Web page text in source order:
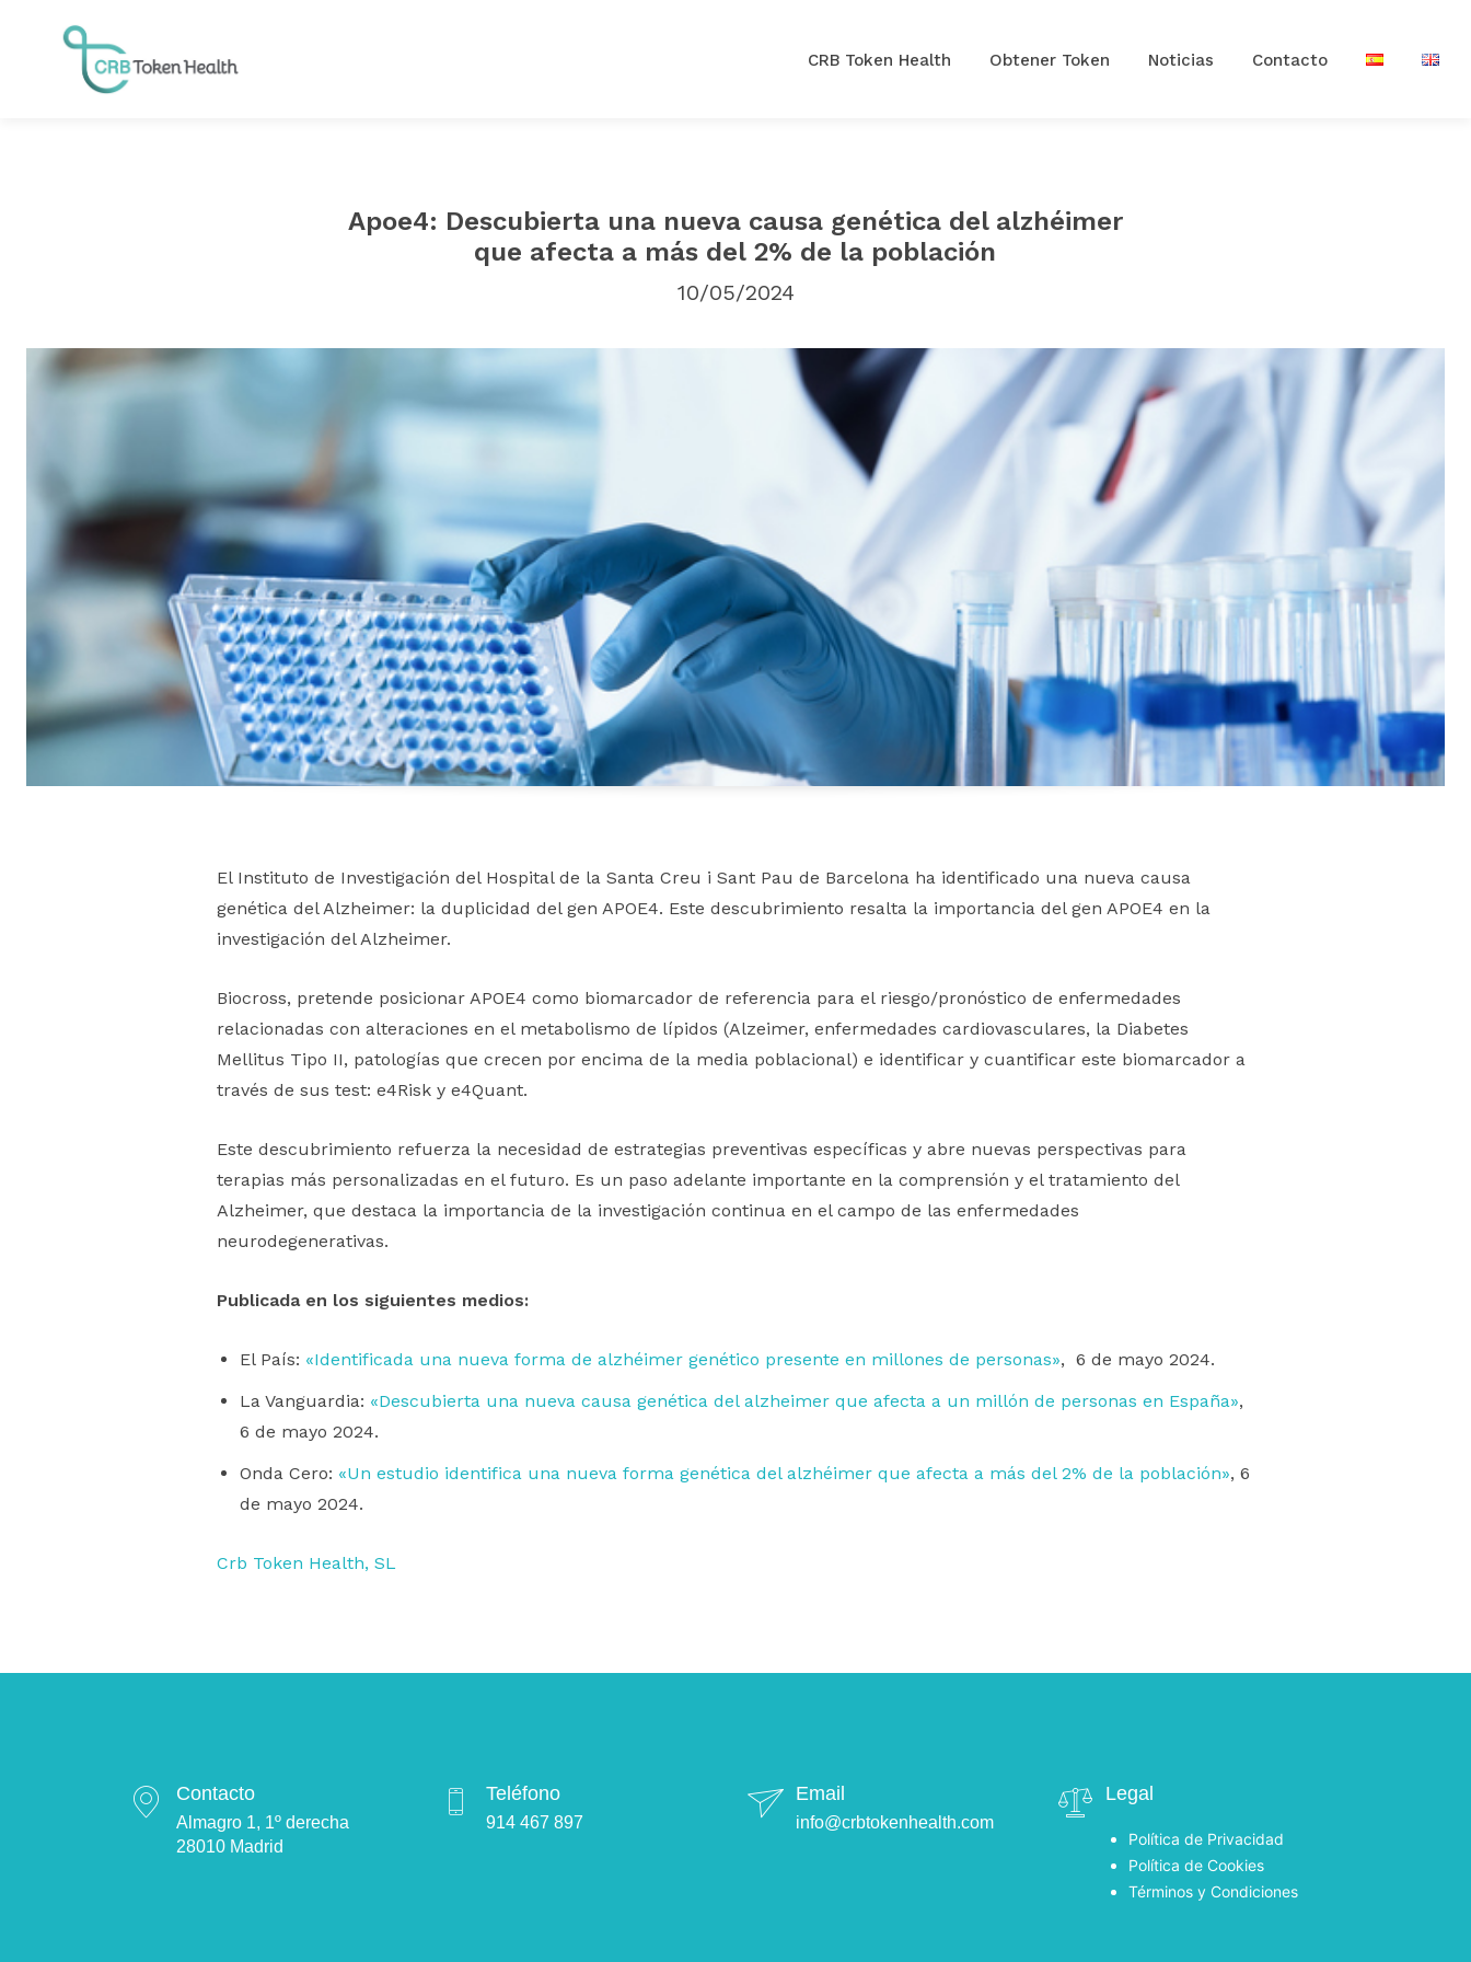
CRB Token Health Obtener Token Noticias Contacto
Apoe4: Descubierta una nueva causa genética del alzhéimer
que afecta a más del 2% de la población
10/05/2024
El Instituto de Investigación del Hospital de la Santa Creu i Sant Pau de Barcelona ha identificado una nueva causa
genética del Alzheimer: la duplicidad del gen APOE4. Este descubrimiento resalta la importancia del gen APOE4 en la
investigación del Alzheimer.
Biocross, pretende posicionar APOE4 como biomarcador de referencia para el riesgo/pronóstico de enfermedades
relacionadas con alteraciones en el metabolismo de lípidos (Alzeimer, enfermedades cardiovasculares, la Diabetes
Mellitus Tipo II, patologías que crecen por encima de la media poblacional) e identificar y cuantificar este biomarcador a
través de sus test: e4Risk y e4Quant.
Este descubrimiento refuerza la necesidad de estrategias preventivas específicas y abre nuevas perspectivas para
terapias más personalizadas en el futuro. Es un paso adelante importante en la comprensión y el tratamiento del
Alzheimer, que destaca la importancia de la investigación continua en el campo de las enfermedades
neurodegenerativas.
Publicada en los siguientes medios:
El País: «Identificada una nueva forma de alzhéimer genético presente en millones de personas», 6 de mayo 2024.
La Vanguardia: «Descubierta una nueva causa genética del alzheimer que afecta a un millón de personas en España»,
6 de mayo 2024.
Onda Cero: «Un estudio identifica una nueva forma genética del alzhéimer que afecta a más del 2% de la población», 6
de mayo 2024.
Crb Token Health, SL
Contacto
Almagro 1, 1º derecha
28010 Madrid
Teléfono
914 467 897
Email
info@crbtokenhealth.com
Legal
Política de Privacidad
Política de Cookies
Términos y Condiciones